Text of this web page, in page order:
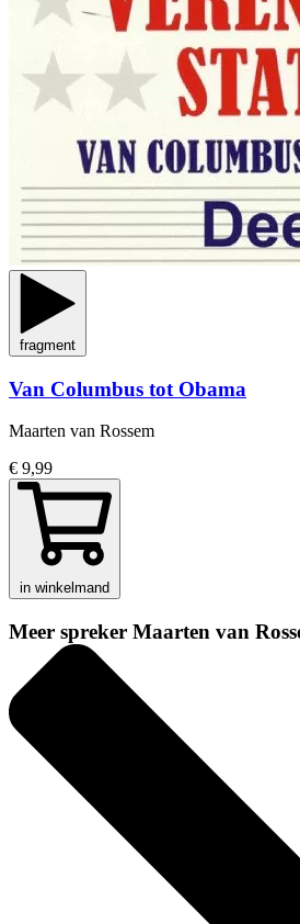
fragment
Van Columbus tot Obama
Maarten van Rossem
€ 9,99
in winkelmand
Meer spreker Maarten van